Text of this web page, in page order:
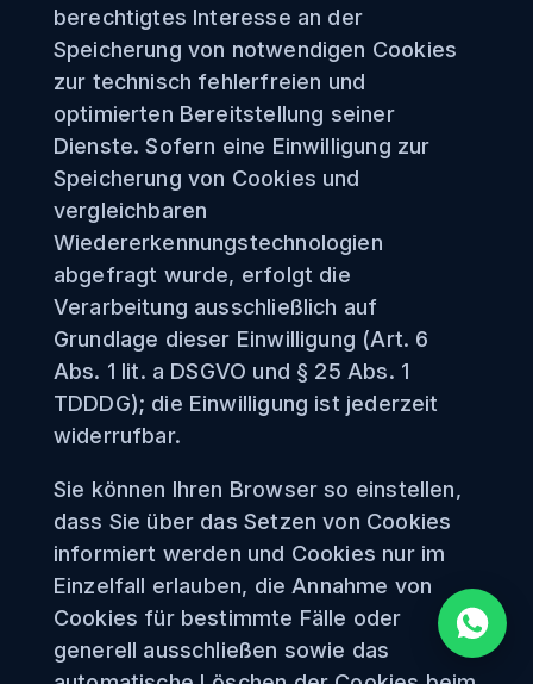
berechtigtes Interesse an der
Speicherung von notwendigen Cookies
zur technisch fehlerfreien und
optimierten Bereitstellung seiner
Dienste. Sofern eine Einwilligung zur
Speicherung von Cookies und
vergleichbaren
Wiedererkennungstechnologien
abgefragt wurde, erfolgt die
Verarbeitung ausschließlich auf
Grundlage dieser Einwilligung (Art. 6
Abs. 1 lit. a DSGVO und § 25 Abs. 1
TDDDG); die Einwilligung ist jederzeit
widerrufbar.
Sie können Ihren Browser so einstellen,
dass Sie über das Setzen von Cookies
informiert werden und Cookies nur im
Einzelfall erlauben, die Annahme von
Cookies für bestimmte Fälle oder
generell ausschließen sowie das